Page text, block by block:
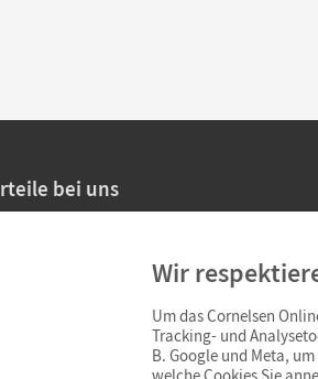
bei uns
Angebote für Lehrkräfte
Einkaufen mit SSL-Verschlüsselung
Wir
Um das Cornelsen
Tracking- und
B. Google und Meta,